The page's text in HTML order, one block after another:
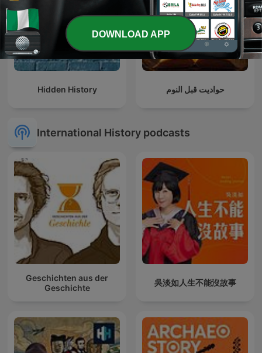
Hidden History حواديت قبل النوم
International History podcasts
Geschichten aus der
Geschichte
吳淡如人生不能沒故事
DOWNLOAD APP